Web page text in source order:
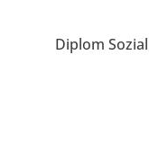
Diplom